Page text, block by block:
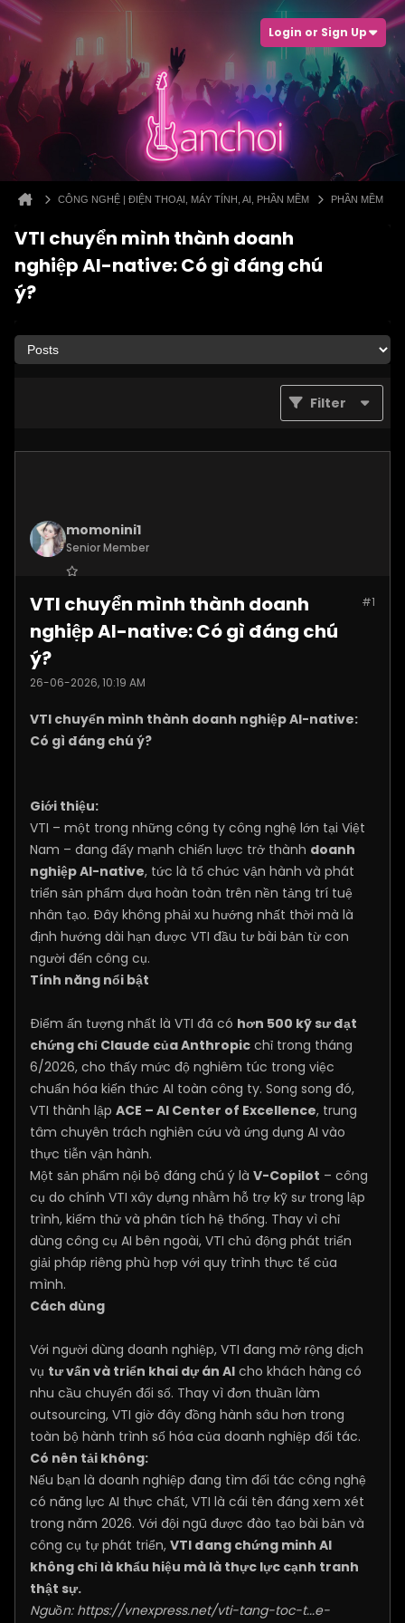
Login or Sign Up
CÔNG NGHỆ | ĐIỆN THOẠI, MÁY TÍNH, AI, PHẦN MỀM PHẦN MỀM
VTI chuyển mình thành doanh
nghiệp AI-native: Có gì đáng chú
ý?
Filter
momonini1
Senior Member
Posts:5399 #1
VTI chuyển mình thành doanh
nghiệp AI-native: Có gì đáng chú
ý?
26-06-2026, 10:19 AM
VTI chuyển mình thành doanh nghiệp AI-native:
Có gì đáng chú ý?
Giới thiệu:
VTI – một trong những công ty công nghệ lớn tại Việt
Nam – đang đẩy mạnh chiến lược trở thành doanh
nghiệp AI-native, tức là tổ chức vận hành và phát
triển sản phẩm dựa hoàn toàn trên nền tảng trí tuệ
nhân tạo. Đây không phải xu hướng nhất thời mà là
định hướng dài hạn được VTI đầu tư bài bản từ con
người đến công cụ.
Tính năng nổi bật
Điểm ấn tượng nhất là VTI đã có hơn 500 kỹ sư đạt
chứng chỉ Claude của Anthropic chỉ trong tháng
6/2026, cho thấy mức độ nghiêm túc trong việc
chuẩn hóa kiến thức AI toàn công ty. Song song đó,
VTI thành lập ACE – AI Center of Excellence, trung
tâm chuyên trách nghiên cứu và ứng dụng AI vào
thực tiễn vận hành.
Một sản phẩm nội bộ đáng chú ý là V-Copilot – công
cụ do chính VTI xây dựng nhằm hỗ trợ kỹ sư trong lập
trình, kiểm thử và phân tích hệ thống. Thay vì chỉ
dùng công cụ AI bên ngoài, VTI chủ động phát triển
giải pháp riêng phù hợp với quy trình thực tế của
mình.
Cách dùng
Với người dùng doanh nghiệp, VTI đang mở rộng dịch
vụ tư vấn và triển khai dự án AI cho khách hàng có
nhu cầu chuyển đổi số. Thay vì đơn thuần làm
outsourcing, VTI giờ đây đồng hành sâu hơn trong
toàn bộ hành trình số hóa của doanh nghiệp đối tác.
Có nên tải không:
Nếu bạn là doanh nghiệp đang tìm đối tác công nghệ
có năng lực AI thực chất, VTI là cái tên đáng xem xét
trong năm 2026. Với đội ngũ được đào tạo bài bản và
công cụ tự phát triển, VTI đang chứng minh AI
không chỉ là khẩu hiệu mà là thực lực cạnh tranh
thật sự.
Nguồn: https://vnexpress.net/vti-tang-toc-t...e-